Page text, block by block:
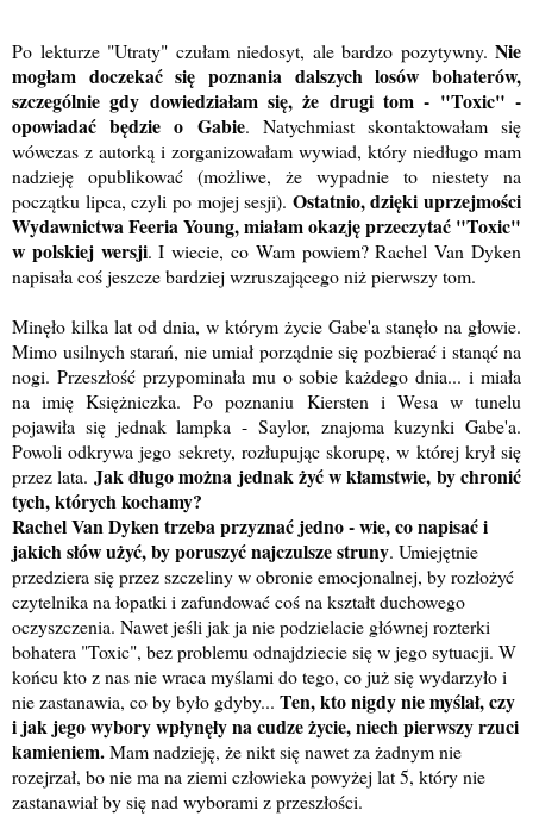
Po lekturze "Utraty" czułam niedosyt, ale bardzo pozytywny. Nie
mogłam doczekać się poznania dalszych losów bohaterów,
szczególnie gdy dowiedziałam się, że drugi tom - "Toxic" -
opowiadać będzie o Gabie. Natychmiast skontaktowałam się
wówczas z autorką i zorganizowałam wywiad, który niedługo mam
nadzieję opublikować (możliwe, że wypadnie to niestety na
początku lipca, czyli po mojej sesji). Ostatnio, dzięki uprzejmości
Wydawnictwa Feeria Young, miałam okazję przeczytać "Toxic"
w polskiej wersji. I wiecie, co Wam powiem? Rachel Van Dyken
napisała coś jeszcze bardziej wzruszającego niż pierwszy tom.
Minęło kilka lat od dnia, w którym życie Gabe'a stanęło na głowie.
Mimo usilnych starań, nie umiał porządnie się pozbierać i stanąć na
nogi. Przeszłość przypominała mu o sobie każdego dnia... i miała
na imię Księżniczka. Po poznaniu Kiersten i Wesa w tunelu
pojawiła się jednak lampka - Saylor, znajoma kuzynki Gabe'a.
Powoli odkrywa jego sekrety, rozłupując skorupę, w której krył się
przez lata. Jak długo można jednak żyć w kłamstwie, by chronić
tych, których kochamy?
Rachel Van Dyken trzeba przyznać jedno - wie, co napisać i
jakich słów użyć, by poruszyć najczulsze struny. Umiejętnie
przedziera się przez szczeliny w obronie emocjonalnej, by rozłożyć
czytelnika na łopatki i zafundować coś na kształt duchowego
oczyszczenia. Nawet jeśli jak ja nie podzielacie głównej rozterki
bohatera "Toxic", bez problemu odnajdziecie się w jego sytuacji. W
końcu kto z nas nie wraca myślami do tego, co już się wydarzyło i
nie zastanawia, co by było gdyby... Ten, kto nigdy nie myślał, czy
i jak jego wybory wpłynęły na cudze życie, niech pierwszy rzuci
kamieniem.Mam nadzieję, że nikt się nawet za żadnym nie
rozejrzał, bo nie ma na ziemi człowieka powyżej lat 5, który nie
zastanawiał by się nad wyborami z przeszłości.